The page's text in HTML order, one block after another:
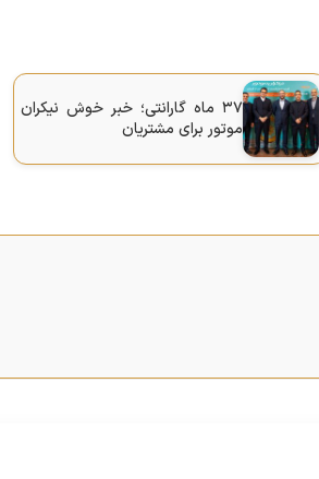
۳۷ ماه گارانتی؛ خبر خوش نیکران
موتور برای مشتریان